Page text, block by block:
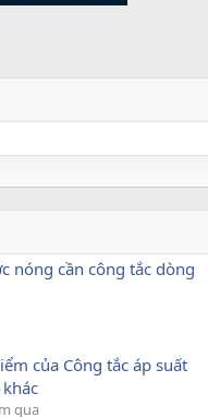
nóng cần công tắc dòng
của Công tắc áp suất
qua